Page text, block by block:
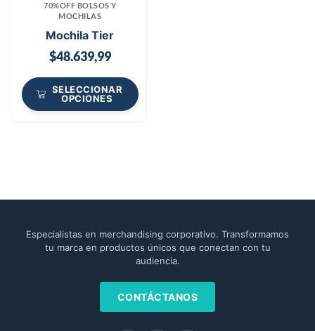
70%OFF BOLSOS Y
MOCHILAS
Mochila Tier
$48.639,99
SELECCIONAR
OPCIONES
Especialistas en merchandising corporativo. Transformamos
tu marca en productos únicos que conectan con tu
audiencia.
CONTÁCTANOS